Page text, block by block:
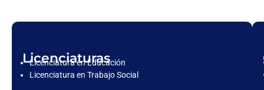
Licenciaturas
Licenciatura en Educación
Licenciatura en Trabajo Social